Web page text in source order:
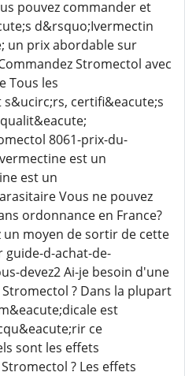
pouvez commander et
d&rsquo;Ivermectin
un prix abordable sur
Stromectol avec
Tous les
certifi&eacute;s
8061-prix-du-
est un
est un
Vous ne pouvez
ordonnance en France?
moyen de sortir de cette
d-achat-de-
devez2 Ai-je besoin d'une
? Dans la plupart
est
ce
sont les effets
? Les effets